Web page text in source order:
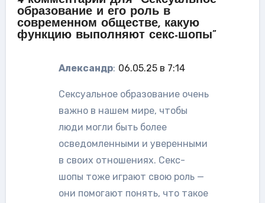
образование и его роль в
современном обществе, какую
функцию выполняют секс-шопы”
Александр: 06.05.25 в 7:14
Сексуальное образование очень
важно в нашем мире, чтобы
люди могли быть более
осведомленными и уверенными
в своих отношениях. Секс-
шопы тоже играют свою роль —
они помогают понять, что такое